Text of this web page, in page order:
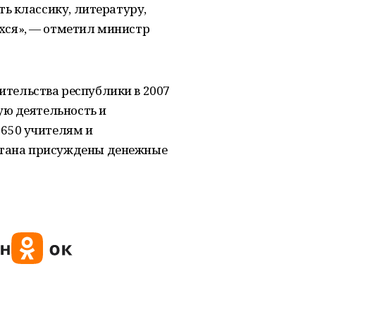
классику, литературу,
— отметил министр
республики в 2007
деятельность и
учителям и
присуждены денежные